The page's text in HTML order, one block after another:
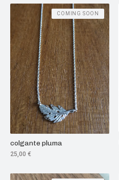
colgante pluma
25,00 €
COMING SOON